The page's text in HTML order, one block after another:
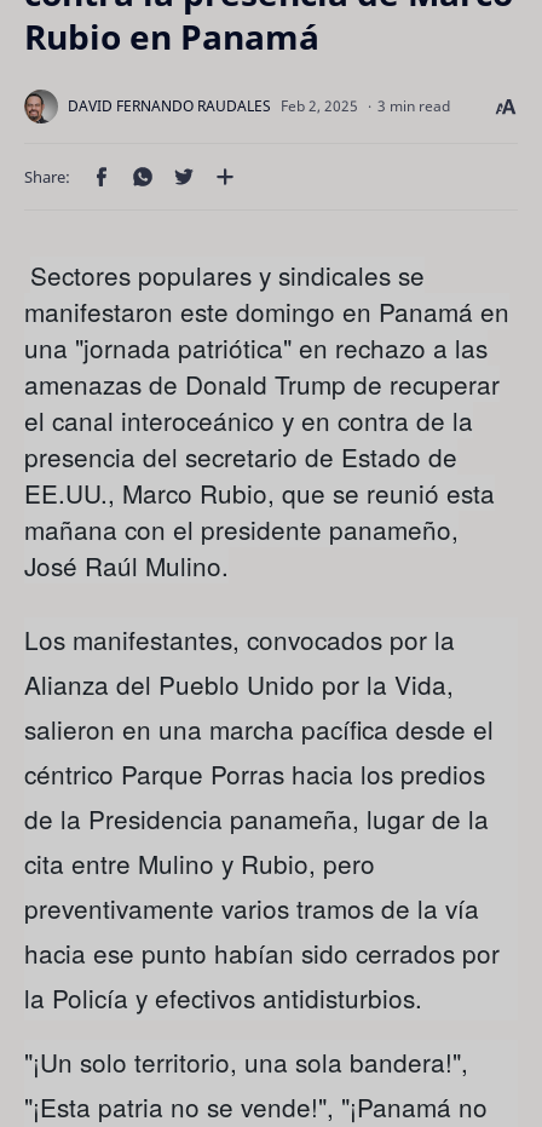
Rubio en Panamá
3 min read
Sectores populares y sindicales se
manifestaron este domingo en Panamá en
una "jornada patriótica" en rechazo a las
amenazas de Donald Trump de recuperar
el canal interoceánico y en contra de la
presencia del secretario de Estado de
EE.UU., Marco Rubio, que se reunió esta
mañana con el presidente panameño,
José Raúl Mulino.
Los manifestantes, convocados por la
Alianza del Pueblo Unido por la Vida,
salieron en una marcha pacífica desde el
céntrico Parque Porras hacia los predios
de la Presidencia panameña, lugar de la
cita entre Mulino y Rubio, pero
preventivamente varios tramos de la vía
hacia ese punto habían sido cerrados por
la Policía y efectivos antidisturbios.
"¡Un solo territorio, una sola bandera!",
"¡Esta patria no se vende!", "¡Panamá no